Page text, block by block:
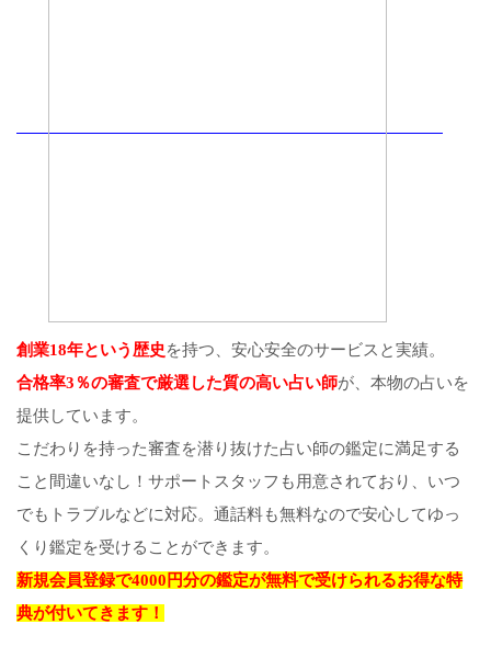
創業18年という歴史を持つ、安心安全のサービスと実績。
合格率3％の審査で厳選した質の高い占い師が、本物の占いを
提供しています。
こだわりを持った審査を潜り抜けた占い師の鑑定に満足する
こと間違いなし！サポートスタッフも用意されており、いつ
でもトラブルなどに対応。通話料も無料なので安心してゆっ
くり鑑定を受けることができます。
新規会員登録で4000円分の鑑定が無料で受けられるお得な特
典が付いてきます！